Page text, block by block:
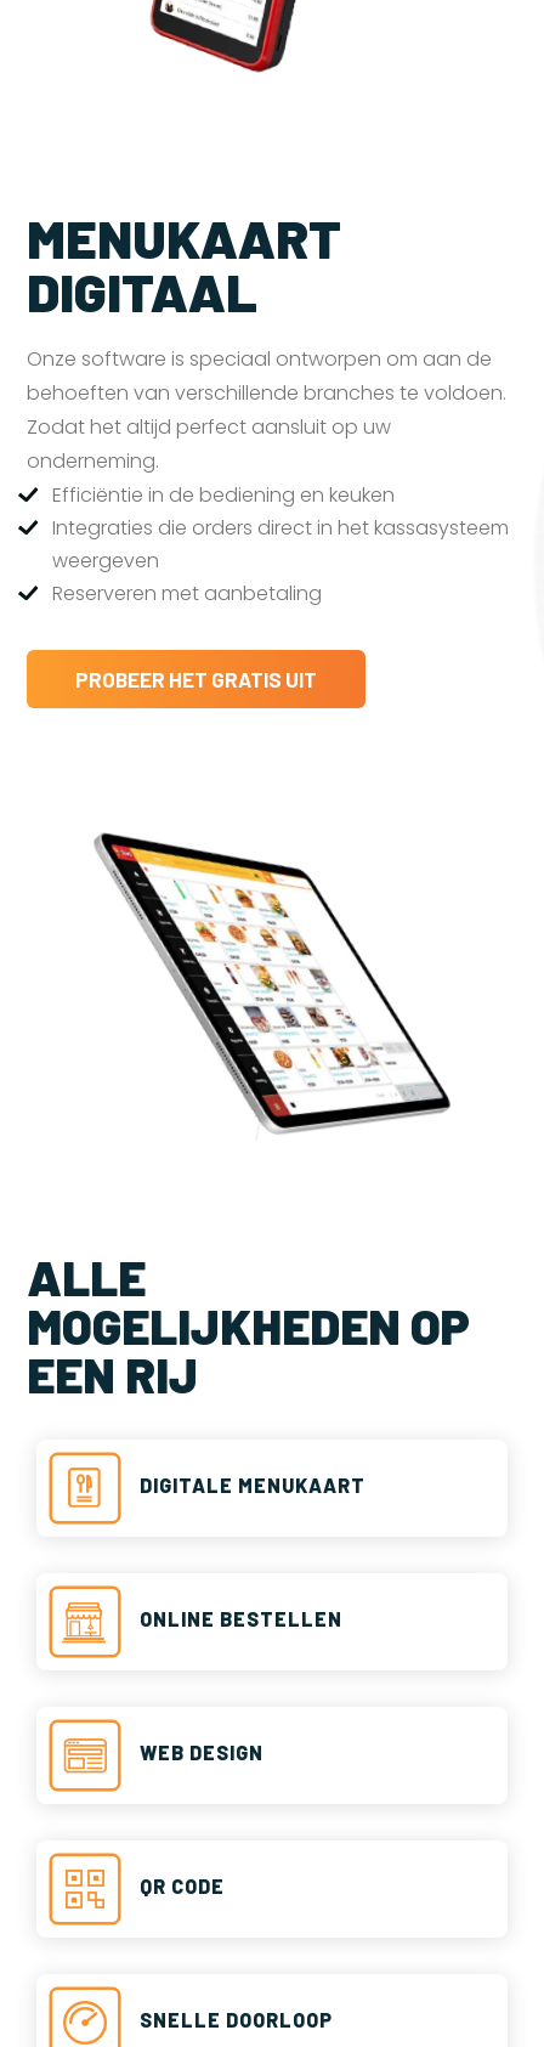
MENUKAART
DIGITAAL
Onze software is speciaal ontworpen om aan de
behoeften van verschillende branches te voldoen.
Zodat het altijd perfect aansluit op uw
onderneming.
Efficiëntie in de bediening en keuken
Integraties die orders direct in het kassasysteem
weergeven
Reserveren met aanbetaling
PROBEER HET GRATIS UIT
ALLE
MOGELIJKHEDEN OP
EEN RIJ
DIGITALE MENUKAART
ONLINE BESTELLEN
WEB DESIGN
QR CODE
SNELLE DOORLOOP